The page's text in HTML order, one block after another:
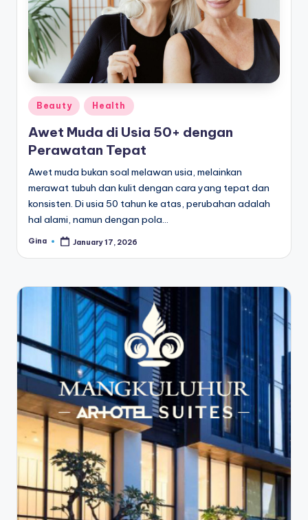
e
di
a
Posted
Beauty Health
Awet Muda di Usia 50+ dengan
Perawatan Tepat
Awet muda bukan soal melawan usia, melainkan
merawat tubuh dan kulit dengan cara yang tepat dan
konsisten. Di usia 50 tahun ke atas, perubahan adalah
hal alami, namun dengan pola…
Posted
Gina January 17, 2026